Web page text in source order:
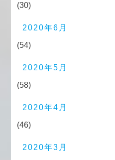
(30)
2020年6月
(54)
2020年5月
(58)
2020年4月
(46)
2020年3月